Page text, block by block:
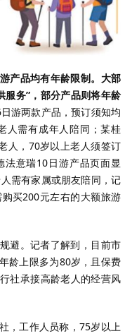
产品均有年龄限制。大部
服务”，部分产品则将年龄
游两款产品，预订须知均
人需有成年人陪同；某桂
人，70岁以上老人须签订
意瑞10日游产品页面显
需有家属或朋友陪同，记
买200元左右的大额旅游
避。记者了解到，目前市
龄上限多为80岁，且保费
社承接高龄老人的经营风
，工作人员称，75岁以上